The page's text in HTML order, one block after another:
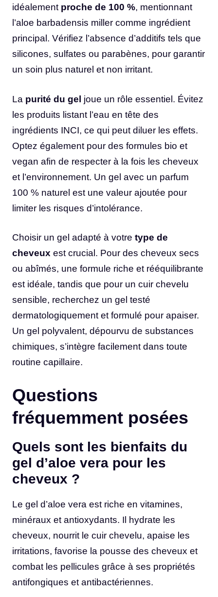
idéalement proche de 100 %, mentionnant
l’aloe barbadensis miller comme ingrédient
principal. Vérifiez l’absence d’additifs tels que
silicones, sulfates ou parabènes, pour garantir
un soin plus naturel et non irritant.
La purité du gel joue un rôle essentiel. Évitez
les produits listant l’eau en tête des
ingrédients INCI, ce qui peut diluer les effets.
Optez également pour des formules bio et
vegan afin de respecter à la fois les cheveux
et l’environnement. Un gel avec un parfum
100 % naturel est une valeur ajoutée pour
limiter les risques d’intolérance.
Choisir un gel adapté à votre type de
cheveux est crucial. Pour des cheveux secs
ou abîmés, une formule riche et rééquilibrante
est idéale, tandis que pour un cuir chevelu
sensible, recherchez un gel testé
dermatologiquement et formulé pour apaiser.
Un gel polyvalent, dépourvu de substances
chimiques, s’intègre facilement dans toute
routine capillaire.
Questions
fréquemment posées
Quels sont les bienfaits du
gel d’aloe vera pour les
cheveux ?
Le gel d’aloe vera est riche en vitamines,
minéraux et antioxydants. Il hydrate les
cheveux, nourrit le cuir chevelu, apaise les
irritations, favorise la pousse des cheveux et
combat les pellicules grâce à ses propriétés
antifongiques et antibactériennes.